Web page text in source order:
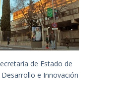
de Estado de
e Innovación